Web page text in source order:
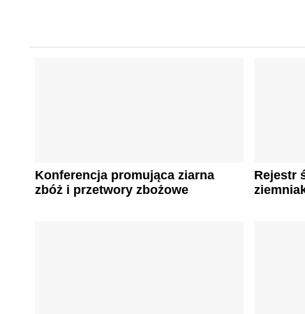
Konferencja promująca ziarna
zbóż i przetwory zbożowe
Rejestr